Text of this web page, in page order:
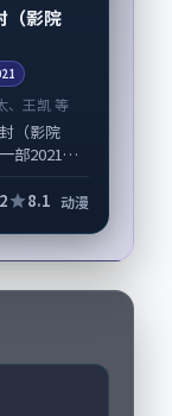
（影院
、王凯 等
（影院
部2021年
柯执导，
员亦参与
故事围绕
的抉择...
8.1 动漫